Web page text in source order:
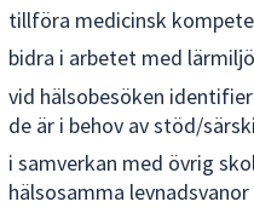
tillföra medicinsk
bidra i arbetet med
vid hälsobesöken
de är i behov av stöd/
i samverkan med övrig
hälsosamma levnadsvanor